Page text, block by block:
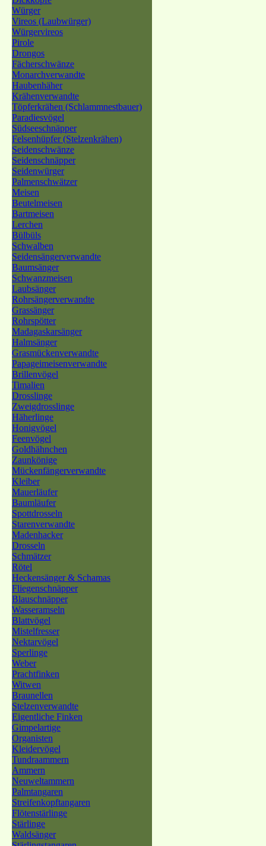
Würger
Vireos (Laubwürger)
Würgervireos
Pirole
Drongos
Fächerschwänze
Monarchverwandte
Haubenhäher
Krähenverwandte
Töpferkrähen (Schlammnestbauer)
Paradiesvögel
Südseeschnäpper
Felsenhüpfer (Stelzenkrähen)
Seidenschwänze
Seidenschnäpper
Seidenwürger
Palmenschwätzer
Meisen
Beutelmeisen
Bartmeisen
Lerchen
Bülbüls
Schwalben
Seidensängerverwandte
Baumsänger
Schwanzmeisen
Laubsänger
Rohrsängerverwandte
Grassänger
Rohrspötter
Madagaskarsänger
Halmsänger
Grasmückenverwandte
Papageimeisenverwandte
Brillenvögel
Timalien
Drosslinge
Zweigdrosslinge
Häherlinge
Honigvögel
Feenvögel
Goldhähnchen
Zaunkönige
Mückenfängerverwandte
Kleiber
Mauerläufer
Baumläufer
Spottdrosseln
Starenverwandte
Madenhacker
Drosseln
Schmätzer
Rötel
Heckensänger & Schamas
Fliegenschnäpper
Blauschnäpper
Wasseramseln
Blattvögel
Mistelfresser
Nektarvögel
Sperlinge
Weber
Prachtfinken
Witwen
Braunellen
Stelzenverwandte
Eigentliche Finken
Gimpelartige
Organisten
Kleidervögel
Tundraammern
Ammern
Neuweltammern
Palmtangaren
Streifenkopftangaren
Flötenstärlinge
Stärlinge
Waldsänger